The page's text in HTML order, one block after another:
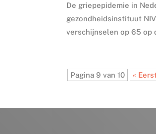
De griepepidemie in
gezondheidsinstituut
verschijnselen op 65 op
Pagina 9 van 10 «